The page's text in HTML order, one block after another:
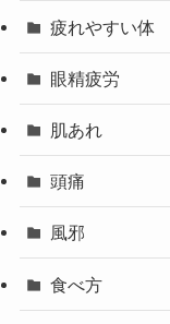
疲れやすい体
眼精疲労
肌あれ
頭痛
風邪
食べ方